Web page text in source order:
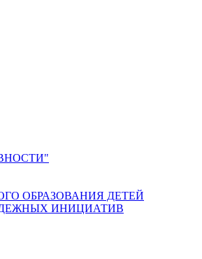
ОБРАЗОВАНИЯ ДЕТЕЙ
ИНИЦИАТИВ